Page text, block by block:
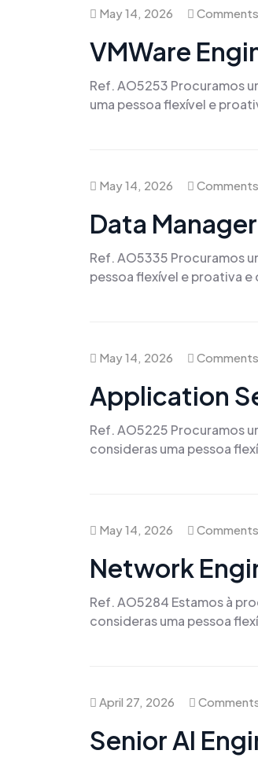
May 14, 2026
VMWare
Ref. AO5253 Procuramos
uma pessoa flexível e
May 14, 2026
Data Manager
Ref. AO5335 Procuramos
pessoa flexível e proativa
May 14, 2026
Application
Ref. AO5225 Procuramos
consideras uma pessoa
May 14, 2026
Network
Ref. AO5284 Estamos à
consideras uma pessoa
April 27, 2026
Senior AI